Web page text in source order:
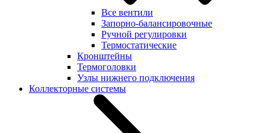
Все вентили
Запорно-балансировочные
Ручной регулировки
Термостатические
Кронштейны
Термоголовки
Узлы нижнего подключения
Коллекторные системы